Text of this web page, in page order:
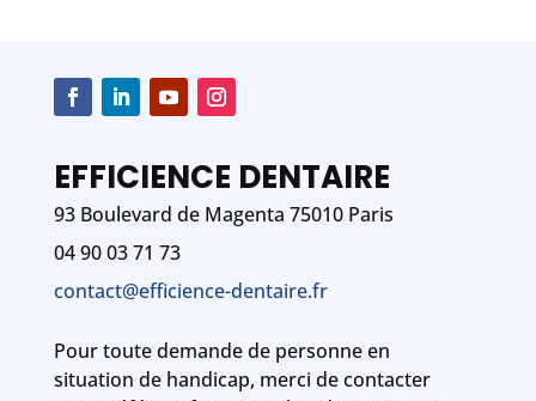
EFFICIENCE DENTAIRE
93 Boulevard de Magenta 75010 Paris
04 90 03 71 73
contact@efficience-dentaire.fr
Pour toute demande de personne en
situation de handicap, merci de contacter